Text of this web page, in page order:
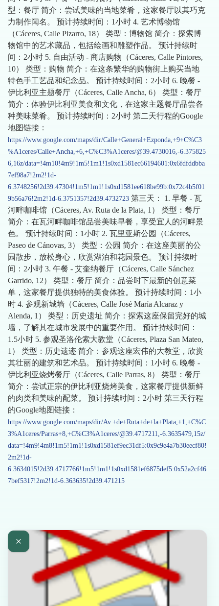
型：餐厅 简介：尝试美味的当地菜肴，这家餐厅以其巧克
力制作闻名。 预计持续时间：1小时 4. 艺术博物馆
（Cáceres, Calle Pizarro, 18） 类型：博物馆 简介：探索博
物馆中的艺术藏品，包括绘画和雕塑作品。 预计持续时
间：2小时 5. 自由活动 - 商店购物（Cáceres, Calle Pintores,
10） 类型：购物 简介：在这条繁华的购物街上购买当地
特色手工艺品和纪念品。 预计持续时间：2小时 6. 晚餐 -
伊比利亚主题餐厅（Cáceres, Calle Ancha, 6） 类型：餐厅
简介：体验伊比利亚美食和文化，在这家主题餐厅品尝各
种美味菜肴。 预计持续时间：2小时 第二天行程的Google
地图链接：
https://www.google.com/maps/dir/Calle+General+Ezponda,+9+C%C3
%A1ceres/Calle+Ancha,+6,+C%C3%A1ceres/@39.4730016,-6.375825
6,16z/data=!4m10!4m9!1m5!1m1!1s0xd1581ec66194601:0x6fdfddbba
7ef98a7!2m2!1d-
6.3748256!2d39.47304!1m5!1m1!1s0xd1581ee618be99b:0x72c4b5f01
9b56a76!2m2!1d-6.3751357!2d39.4732723 第三天： 1. 早餐 - 瓦
河畔咖啡馆（Cáceres, Av. Ruta de la Plata, 1） 类型：餐厅
简介：在瓦河畔咖啡馆品尝美味早餐，享受宜人的河畔景
色。 预计持续时间：1小时 2. 瓦里亚斯公园（Cáceres,
Paseo de Cánovas, 3） 类型：公园 简介：在这座美丽的公
园散步，放松身心，欣赏湖泊和花园景色。 预计持续时
间：2小时 3. 午餐 - 艾奎纳餐厅（Cáceres, Calle Sánchez
Garrido, 12） 类型：餐厅 简介：品尝时下最新的创意菜
单，这家餐厅提供独特的美食体验。 预计持续时间：1小
时 4. 参观新城墙（Cáceres, Calle José María Alcaraz y
Alenda, 1） 类型：历史遗址 简介：探索这座保留完好的城
墙，了解其在城市发展中的重要作用。 预计持续时间：
1.5小时 5. 参观圣洛伦索大教堂（Cáceres, Plaza San Mateo,
1） 类型：历史遗迹 简介：参观这座宏伟的大教堂，欣赏
其壮丽的建筑和艺术品。 预计持续时间：1小时 6. 晚餐 -
伊比利亚烧烤餐厅（Cáceres, Calle Parras, 8） 类型：餐厅
简介：尝试正宗的伊比利亚烧烤美食，这家餐厅提供新鲜
的肉类和美味的配菜。 预计持续时间：2小时 第三天行程
的Google地图链接：
https://www.google.com/maps/dir/Av.+de+Ruta+de+la+Plata,+1,+C%C
3%A1ceres/Parras+8,+C%C3%A1ceres/@39.4717211,-6.3635479,15z/
data=!4m9!4m8!1m5!1m1!1s0xd1581ef9ec31df5:0x9c9e4a7b30eecf80!
2m2!1d-
6.3634015!2d39.4717766!1m5!1m1!1s0xd1581ef6875def5:0x52a2cf46
7bef5317!2m2!1d-6.363635!2d39.471215